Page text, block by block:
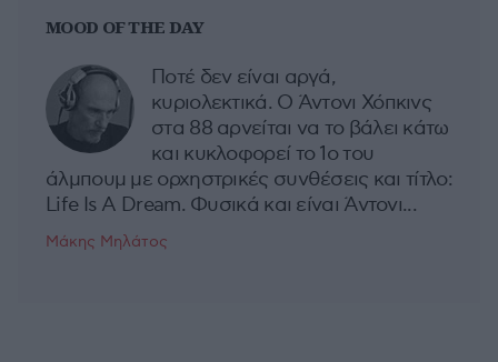
MOOD OF THE DAY
Ποτέ δεν είναι αργά,
κυριολεκτικά. Ο Άντονι Χόπκινς
στα 88 αρνείται να το βάλει κάτω
και κυκλοφορεί το 1ο του
άλμπουμ με ορχηστρικές συνθέσεις και τίτλο:
Life Is A Dream. Φυσικά και είναι Άντονι...
Μάκης Μηλάτος